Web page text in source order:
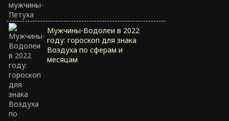
Мужчины-Водолеи в 2022
году: гороскоп для знака
Воздуха по сферам и
месяцам